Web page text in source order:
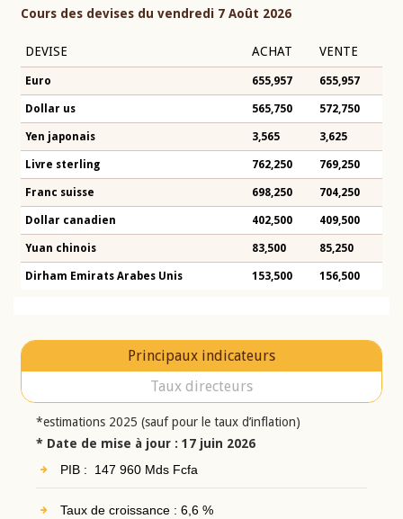
Cours des devises du vendredi 7 Août 2026
DEVISE ACHAT VENTE
Euro 655,957 655,957
Dollar us 565,750 572,750
Yen japonais 3,565 3,625
Livre sterling 762,250 769,250
Franc suisse 698,250 704,250
Dollar canadien 402,500 409,500
Yuan chinois 83,500 85,250
Dirham Emirats Arabes Unis 153,500 156,500
Principaux indicateurs
Taux directeurs
*estimations 2025 (sauf pour le taux d’inflation)
* Date de mise à jour : 17 juin 2026
PIB : 147 960 Mds Fcfa
Taux de croissance : 6,6 %